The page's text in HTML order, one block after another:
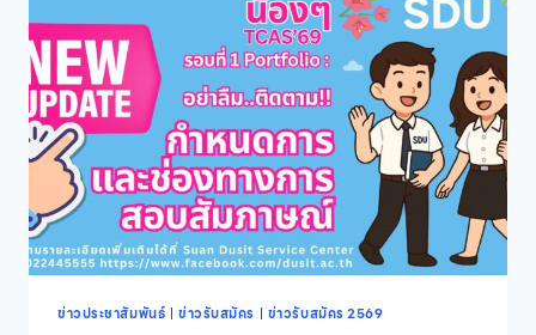
สนใจ
เข้า
ศึกษา
หลักสูตร
วิทยา
ศาสตร
มหา
บัณฑิต
สาขา
วิชา
การ
ข่าวประชาสัมพันธ์ | ข่าวรับสมัคร | ข่าวรับสมัคร 2569